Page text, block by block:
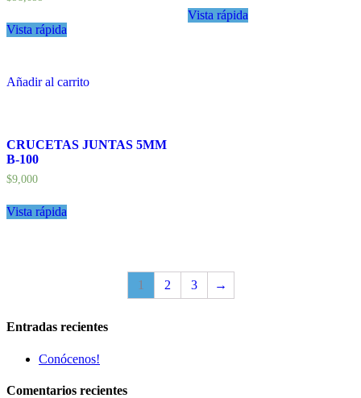
Vista rápida
Vista rápida
Añadir al carrito
CRUCETAS JUNTAS 5MM
B-100
$9,000
Vista rápida
1 2 3 →
Entradas recientes
Conócenos!
Comentarios recientes